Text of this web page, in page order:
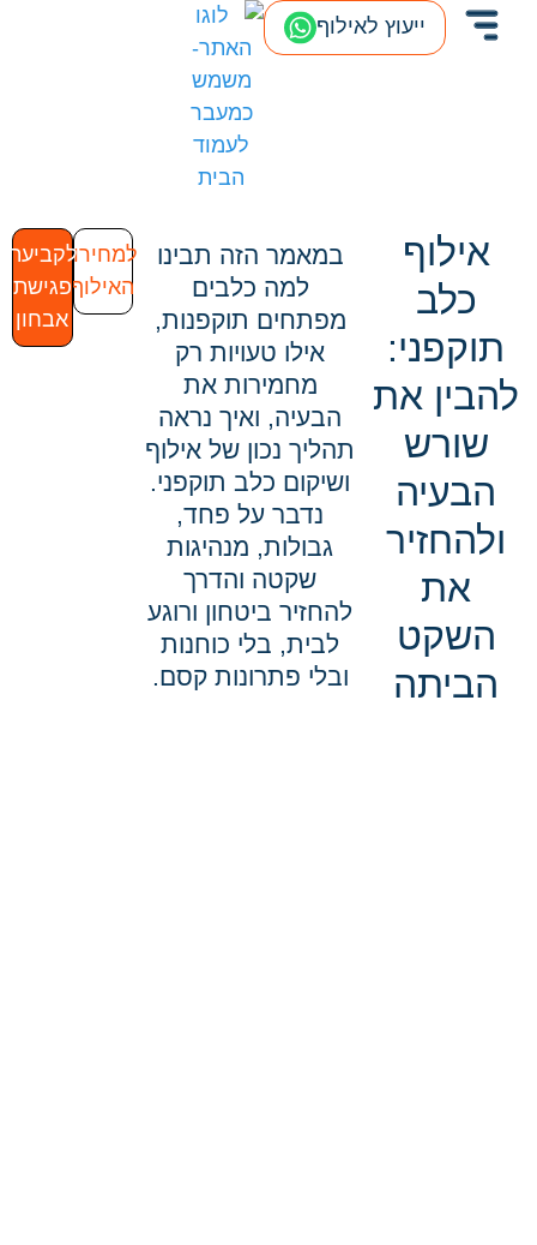
ייעוץ לאילוף
אילוף
כלב
תוקפני:
להבין את
שורש
הבעיה
ולהחזיר
את
השקט
הביתה
במאמר הזה תבינו
למה כלבים
מפתחים תוקפנות,
אילו טעויות רק
מחמירות את
הבעיה, ואיך נראה
תהליך נכון של אילוף
ושיקום כלב תוקפני.
נדבר על פחד,
גבולות, מנהיגות
שקטה והדרך
להחזיר ביטחון ורוגע
לבית, בלי כוחנות
ובלי פתרונות קסם.
למחירון
האילוף
לקביעת
פגישת
אבחון